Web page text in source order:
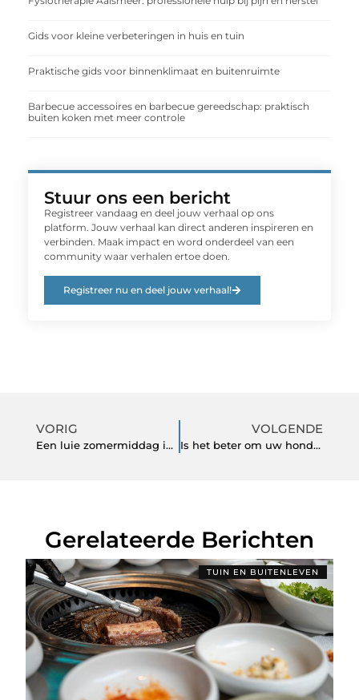
Gids voor kleine verbeteringen in huis en tuin
Praktische gids voor binnenklimaat en buitenruimte
Barbecue accessoires en barbecue gereedschap: praktisch
buiten koken met meer controle
Stuur ons een bericht
Registreer vandaag en deel jouw verhaal op ons
platform. Jouw verhaal kan direct anderen inspireren en
verbinden. Maak impact en word onderdeel van een
community waar verhalen ertoe doen.
Registreer nu en deel jouw verhaal!
VORIG
Een luie zomermiddag in je eigen achtertuin
VOLGENDE
Is het beter om uw hond brokjes of vers voer te geven?
Gerelateerde Berichten
TUIN EN BUITENLEVEN